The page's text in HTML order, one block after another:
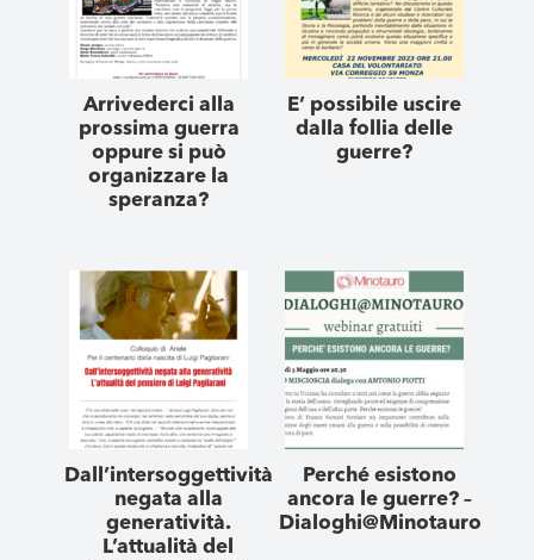
Arrivederci alla
prossima guerra
oppure si può
organizzare la
speranza?
E’ possibile uscire
dalla follia delle
guerre?
Dall’intersoggettività
negata alla
generatività.
L’attualità del
Perché esistono
ancora le guerre? –
Dialoghi@Minotauro